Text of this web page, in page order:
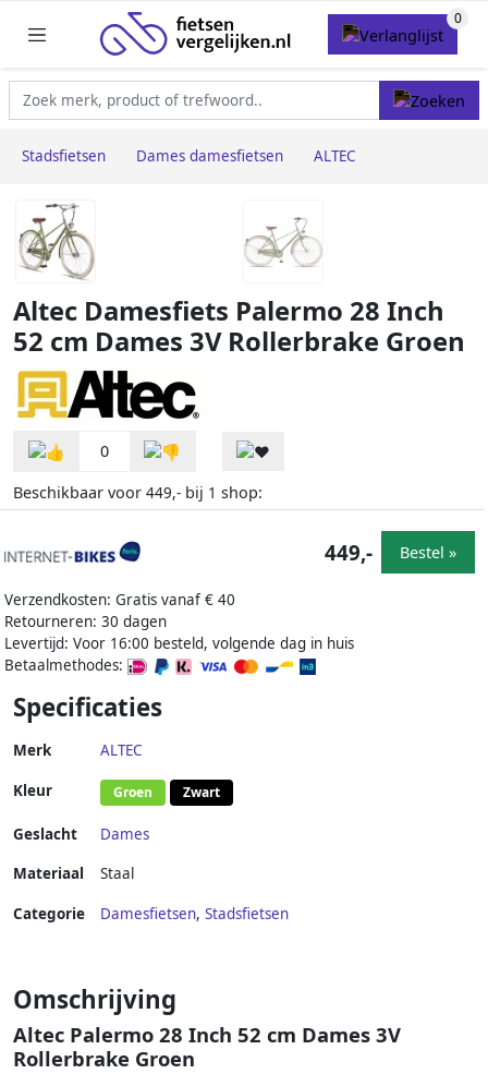
Stadsfietsen Dames damesfietsen ALTEC
Altec Damesfiets Palermo 28 Inch
52 cm Dames 3V Rollerbrake Groen
0
Beschikbaar voor 449,- bij 1 shop:
Verzendkosten: Gratis vanaf € 40
Retourneren: 30 dagen
Levertijd: Voor 16:00 besteld, volgende dag in huis
Betaalmethodes:
449,- Bestel »
Specificaties
Merk ALTEC
Kleur Groen Zwart
Geslacht
Dames
Materiaal
Staal
Categorie Damesfietsen, Stadsfietsen
Omschrijving
Altec Palermo 28 Inch 52 cm Dames 3V
Rollerbrake Groen